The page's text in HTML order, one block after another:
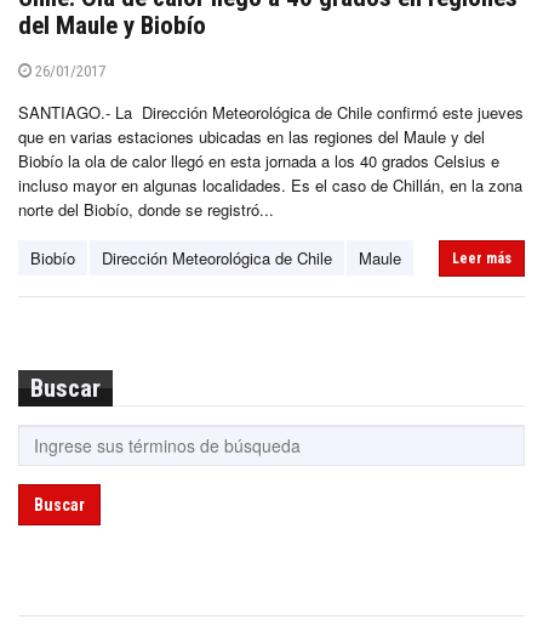
del Maule y Biobío
26/01/2017
SANTIAGO.- La Dirección Meteorológica de Chile confirmó este jueves
que en varias estaciones ubicadas en las regiones del Maule y del
Biobío la ola de calor llegó en esta jornada a los 40 grados Celsius e
incluso mayor en algunas localidades. Es el caso de Chillán, en la zona
norte del Biobío, donde se registró...
Biobío Dirección Meteorológica de Chile Maule Leer más
Buscar
Buscar